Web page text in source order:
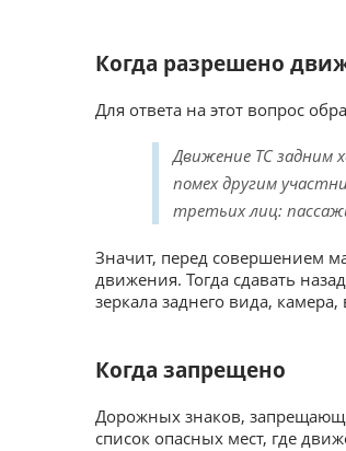
Когда разрешено
Для ответа на этот вопрос
Движение ТС задним
помех другим
третьих лиц:
Значит, перед совершением
движения. Тогда сдавать
зеркала заднего вида,
Когда запрещено
Дорожных знаков,
список опасных мест, где